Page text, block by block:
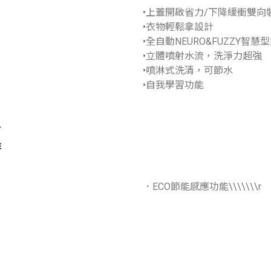
•上蓋開啟省力/下降緩衝雙向
•衣物輕鬆拿設計
•全自動NEURO&FUZZY智慧
•立體噴射水流，洗淨力超強
•噴淋式洗清，可節水
•自我學習功能
．ECO節能感應功能\\\\\\\r